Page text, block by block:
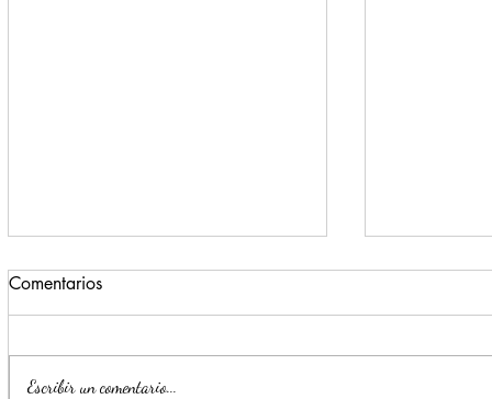
Comentarios
Escribir un comentario...